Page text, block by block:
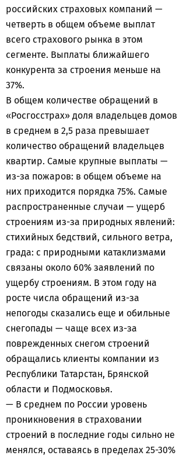
российских страховых компаний —
четверть в общем объеме выплат
всего страхового рынка в этом
сегменте. Выплаты ближайшего
конкурента за строения меньше на
37%.
В общем количестве обращений в
«Росгосстрах» доля владельцев домов
в среднем в 2,5 раза превышает
количество обращений владельцев
квартир. Самые крупные выплаты —
из-за пожаров: в общем объеме на
них приходится порядка 75%. Самые
распространенные случаи — ущерб
строениям из-за природных явлений:
стихийных бедствий, сильного ветра,
града: с природными катаклизмами
связаны около 60% заявлений по
ущербу строениям. В этом году на
росте числа обращений из-за
непогоды сказались еще и обильные
снегопады — чаще всех из-за
поврежденных снегом строений
обращались клиенты компании из
Республики Татарстан, Брянской
области и Подмосковья.
— В среднем по России уровень
проникновения в страховании
строений в последние годы сильно не
менялся, оставаясь в пределах 25-30%